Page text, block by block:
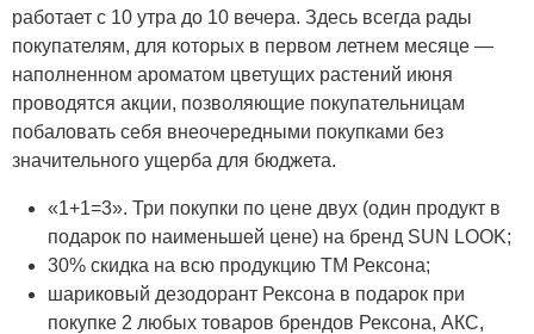
работает с 10 утра до 10 вечера. Здесь всегда рады
покупателям, для которых в первом летнем месяце —
наполненном ароматом цветущих растений июня
проводятся акции, позволяющие покупательницам
побаловать себя внеочередными покупками без
значительного ущерба для бюджета.
«1+1=3». Три покупки по цене двух (один продукт в
подарок по наименьшей цене) на бренд SUN LOOK;
30% скидка на всю продукцию ТМ Рексона;
шариковый дезодорант Рексона в подарок при
покупке 2 любых товаров брендов Рексона, АКС,